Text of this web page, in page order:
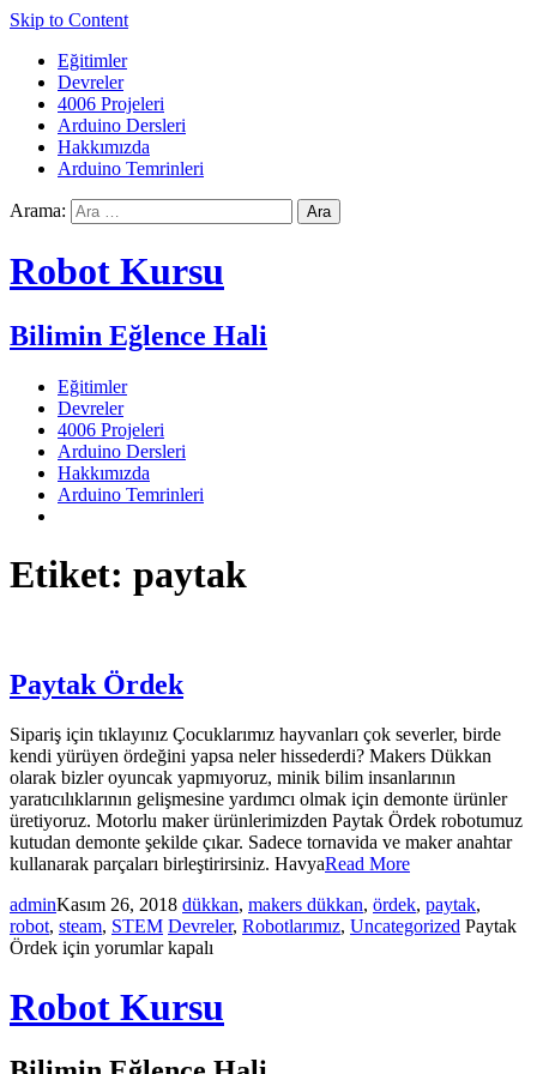
Skip to Content
Eğitimler
Devreler
4006 Projeleri
Arduino Dersleri
Hakkımızda
Arduino Temrinleri
Arama:
Robot Kursu
Bilimin Eğlence Hali
Eğitimler
Devreler
4006 Projeleri
Arduino Dersleri
Hakkımızda
Arduino Temrinleri
Etiket: paytak
Paytak Ördek
Sipariş için tıklayınız Çocuklarımız hayvanları çok severler, birde
kendi yürüyen ördeğini yapsa neler hissederdi? Makers Dükkan
olarak bizler oyuncak yapmıyoruz, minik bilim insanlarının
yaratıcılıklarının gelişmesine yardımcı olmak için demonte ürünler
üretiyoruz. Motorlu maker ürünlerimizden Paytak Ördek robotumuz
kutudan demonte şekilde çıkar. Sadece tornavida ve maker anahtar
kullanarak parçaları birleştirirsiniz. HavyaRead More
adminKasım 26, 2018 dükkan, makers dükkan, ördek, paytak,
robot, steam, STEM Devreler, Robotlarımız, Uncategorized Paytak
Ördek için yorumlar kapalı
Robot Kursu